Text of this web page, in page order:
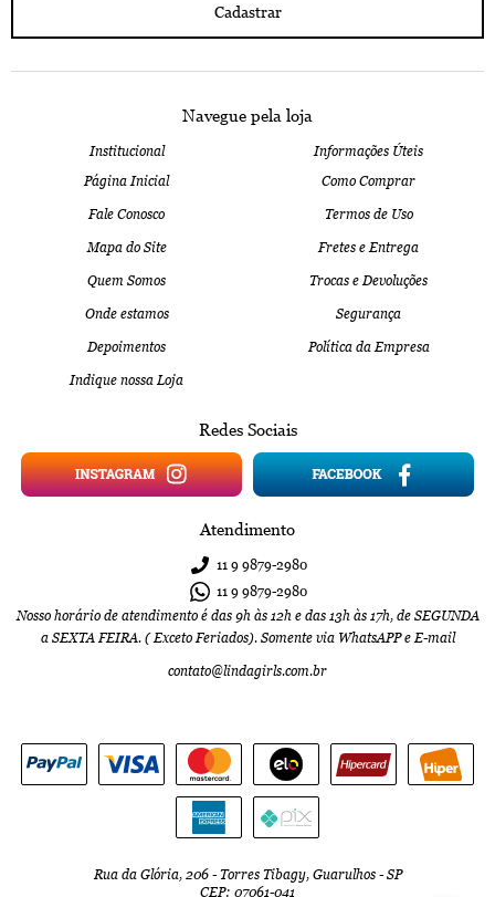
Cadastrar
Navegue pela loja
Institucional
Página Inicial
Fale Conosco
Mapa do Site
Quem Somos
Onde estamos
Depoimentos
Indique nossa Loja
Informações Úteis
Como Comprar
Termos de Uso
Fretes e Entrega
Trocas e Devoluções
Segurança
Política da Empresa
Redes Sociais
Atendimento
11 99879-2980
11 99879-2980
Nosso horário de atendimento é das 9h às 12h e das 13h às 17h, de SEGUNDA
a SEXTA FEIRA. ( Exceto Feriados). Somente via WhatsAPP e E-mail
contato@lindagirls.com.br
Rua da Glória, 206- Torres Tibagy, Guarulhos- SP
CEP: 07061-041